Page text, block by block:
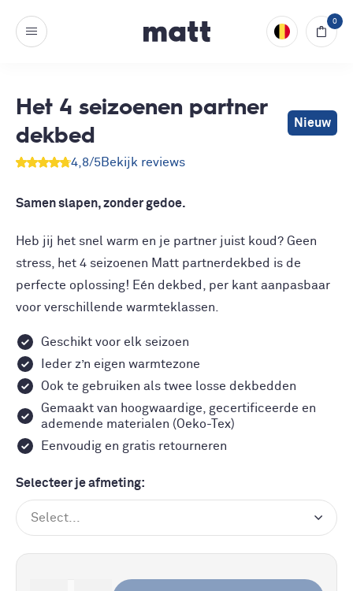
0
Het 4 seizoenen partner
dekbed
Nieuw
4,8/5Bekijk reviews
Samen slapen, zonder gedoe.
Heb jij het snel warm en je partner juist koud? Geen
stress, het 4 seizoenen Matt partnerdekbed is de
perfecte oplossing! Eén dekbed, per kant aanpasbaar
voor verschillende warmteklassen.
Geschikt voor elk seizoen
Ieder z’n eigen warmtezone
Ook te gebruiken als twee losse dekbedden
Gemaakt van hoogwaardige, gecertificeerde en
ademende materialen (Oeko-Tex)
Eenvoudig en gratis retourneren
Selecteer je afmeting:
Select...